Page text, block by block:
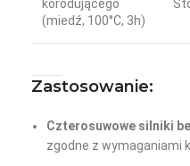
korodującego
(miedź, 100°C, 3h)
Zastosowanie:
Czterosuwowe silniki
zgodne z wymaganiami